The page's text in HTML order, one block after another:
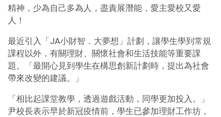
精神，少為自己多為人，盡責展潛能，愛主愛校又愛
人！
最近引入「JA小財智．大夢想」計劃，讓學生學到常規
課程以外，有關理財、關懷社會和生活技能等重要課
題。「最開心見到學生在構思創新計劃時，提出為社會
帶來改變的建議。」
「相比起課堂教學，透過遊戲活動，同學更加投入。」
尹校長表示早於新冠疫情前，學生已參加理財工作坊，